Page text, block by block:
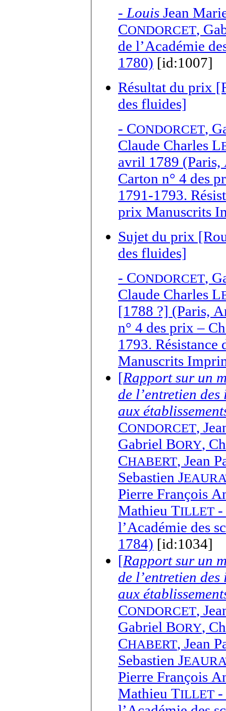
- Louis Jean
CONDORCET,
de l’Académie
1780) [id:1007]
Résultat du prix
des fluides]
- CONDORCET,
Claude Charles L
avril 1789 (Paris,
Carton n° 4 des
1791-1793.
prix Manuscrits
Sujet du prix
des fluides]
- CONDORCET,
Claude Charles L
[1788 ?] (Paris,
n° 4 des prix –
1793. Résistance
Manuscrits
[Rapport sur un
de l’entretien
aux
CONDORCET,
Gabriel BORY,
CHABERT, Jean
Sebastien J
Pierre François
Mathieu TILLET -
l’Académie des
1784) [id:1034]
[Rapport sur un
de l’entretien
aux
CONDORCET,
Gabriel BORY,
CHABERT, Jean
Sebastien J
Pierre François
Mathieu TILLET -